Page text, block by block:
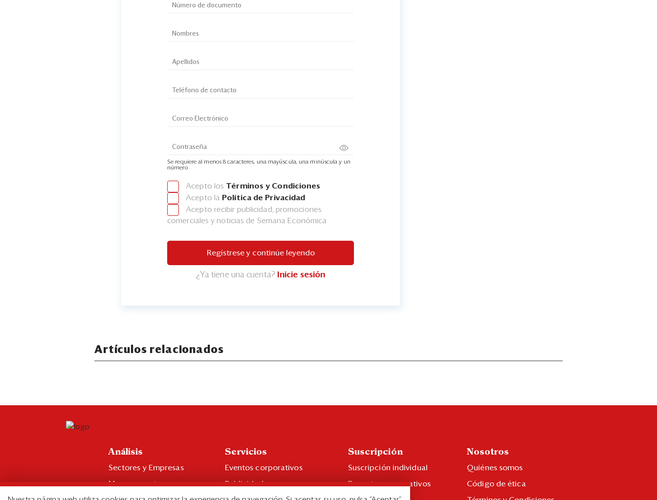
Se requiere al menos 8 caracteres, una mayúscula, una minúscula y un
número
Acepto los Términos y Condiciones
Acepto la Política de Privacidad
Acepto recibir publicidad, promociones
comerciales y noticias de Semana Económica
Regístrese y continúe leyendo
¿Ya tiene una cuenta? Inicie sesión
Artículos relacionados
Análisis
Sectores y Empresas
Management
Servicios
Eventos corporativos
Publicidad
Suscripción
Suscripción individual
Paquetes corporativos
Nosotros
Quiénes somos
Código de ética